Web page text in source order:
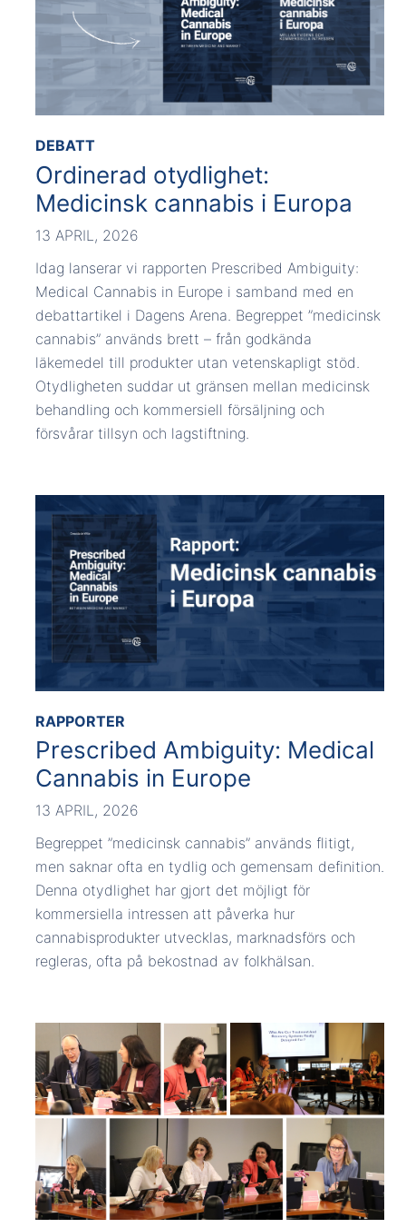
DEBATT
Ordinerad otydlighet:
Medicinsk cannabis i Europa
13 APRIL, 2026
Idag lanserar vi rapporten Prescribed Ambiguity:
Medical Cannabis in Europe i samband med en
debattartikel i Dagens Arena. Begreppet ”medicinsk
cannabis” används brett – från godkända
läkemedel till produkter utan vetenskapligt stöd.
Otydligheten suddar ut gränsen mellan medicinsk
behandling och kommersiell försäljning och
försvårar tillsyn och lagstiftning.
RAPPORTER
Prescribed Ambiguity: Medical
Cannabis in Europe
13 APRIL, 2026
Begreppet ”medicinsk cannabis” används flitigt,
men saknar ofta en tydlig och gemensam definition.
Denna otydlighet har gjort det möjligt för
kommersiella intressen att påverka hur
cannabisprodukter utvecklas, marknadsförs och
regleras, ofta på bekostnad av folkhälsan.